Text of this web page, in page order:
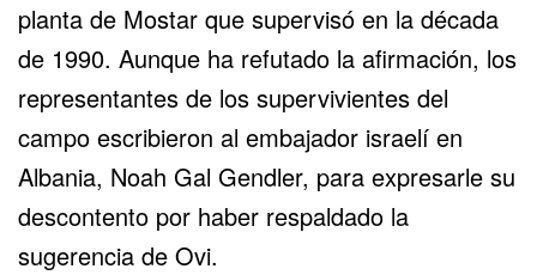
planta de Mostar que supervisó en la década
de 1990. Aunque ha refutado la afirmación, los
representantes de los supervivientes del
campo escribieron al embajador israelí en
Albania, Noah Gal Gendler, para expresarle su
descontento por haber respaldado la
sugerencia de Ovi.